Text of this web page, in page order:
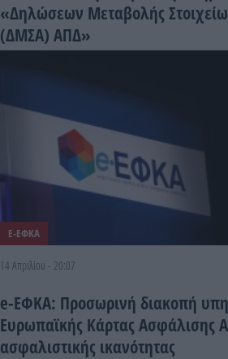
«Δηλώσεων Μεταβολής
(ΔΜΣΑ) ΑΠΔ»
E-ΕΦΚΑ
14 Απριλίου - 20:07
e-ΕΦΚΑ: Προσωρινή διακοπή
Ευρωπαϊκής Κάρτας Ασφάλισης
ασφαλιστικής ικανότητας